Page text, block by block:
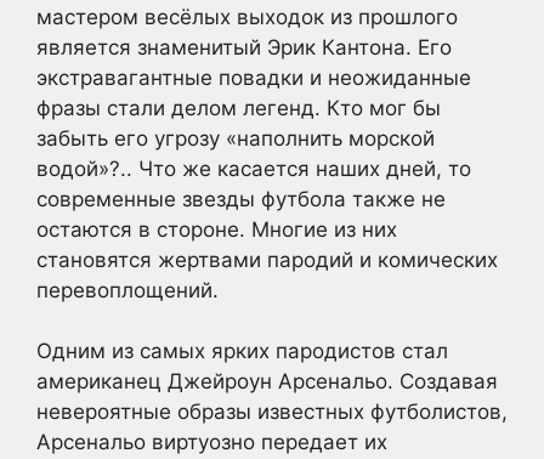
мастером весёлых выходок из прошлого
является знаменитый Эрик Кантона. Его
экстравагантные повадки и неожиданные
фразы стали делом легенд. Кто мог бы
забыть его угрозу «наполнить морской
водой»?.. Что же касается наших дней, то
современные звезды футбола также не
остаются в стороне. Многие из них
становятся жертвами пародий и комических
перевоплощений.
Одним из самых ярких пародистов стал
американец Джейроун Арсенальо. Создавая
невероятные образы известных футболистов,
Арсенальо виртуозно передает их